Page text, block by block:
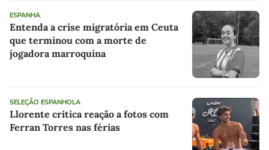
ESPANHA
Entenda a crise migratória em Ceuta
que terminou com a morte de
jogadora marroquina
SELEÇÃO ESPANHOLA
Llorente critica reação a fotos com
Ferran Torres nas férias